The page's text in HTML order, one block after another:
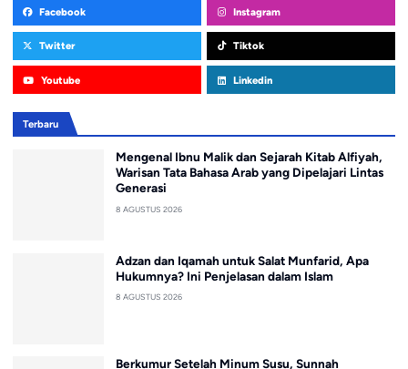
Facebook Instagram
Twitter Tiktok
Youtube Linkedin
Terbaru
Mengenal Ibnu Malik dan Sejarah Kitab Alfiyah,
Warisan Tata Bahasa Arab yang Dipelajari Lintas
Generasi
8 AGUSTUS 2026
Adzan dan Iqamah untuk Salat Munfarid, Apa
Hukumnya? Ini Penjelasan dalam Islam
8 AGUSTUS 2026
Berkumur Setelah Minum Susu, Sunnah